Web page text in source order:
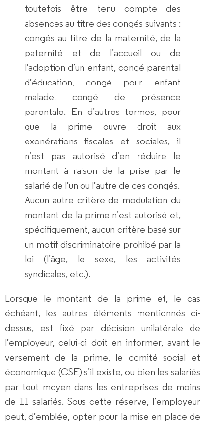
toutefois être tenu compte des
absences au titre des congés suivants :
congés au titre de la maternité, de la
paternité et de l’accueil ou de
l’adoption d’un enfant, congé parental
d’éducation, congé pour enfant
malade, congé de présence
parentale. En d’autres termes, pour
que la prime ouvre droit aux
exonérations fiscales et sociales, il
n’est pas autorisé d’en réduire le
montant à raison de la prise par le
salarié de l’un ou l’autre de ces congés.
Aucun autre critère de modulation du
montant de la prime n’est autorisé et,
spécifiquement, aucun critère basé sur
un motif discriminatoire prohibé par la
loi (l’âge, le sexe, les activités
syndicales, etc.).
Lorsque le montant de la prime et, le cas
échéant, les autres éléments mentionnés ci-
dessus, est fixé par décision unilatérale de
l’employeur, celui-ci doit en informer, avant le
versement de la prime, le comité social et
économique (CSE) s’il existe, ou bien les salariés
par tout moyen dans les entreprises de moins
de 11 salariés. Sous cette réserve, l’employeur
peut, d’emblée, opter pour la mise en place de